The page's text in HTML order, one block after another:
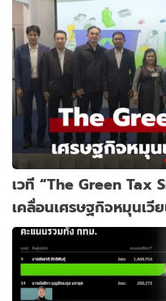
เวที “The Green Tax
เคลื่อนเศรษฐกิจหมุนเวี